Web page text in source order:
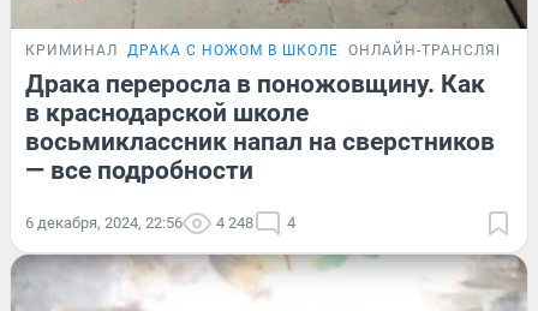
КРИМИНАЛ ДРАКА С НОЖОМ В ШКОЛЕ ОНЛАЙН-ТРАНСЛЯЦИЯ
Драка переросла в поножовщину. Как
в краснодарской школе
восьмиклассник напал на сверстников
— все подробности
6 декабря, 2024, 22:56 4 248 4